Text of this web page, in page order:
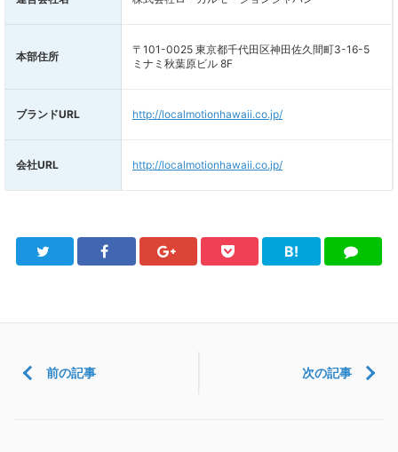
本部住所
〒101-0025 東京都千代田区神田佐久間町3-16-5
ミナミ秋葉原ビル 8F
ブランドURL http://localmotionhawaii.co.jp/
会社URL http://localmotionhawaii.co.jp/
Twitter FacebookGoogle+Pocket
B!
は
LINE
前の記事 次の記事